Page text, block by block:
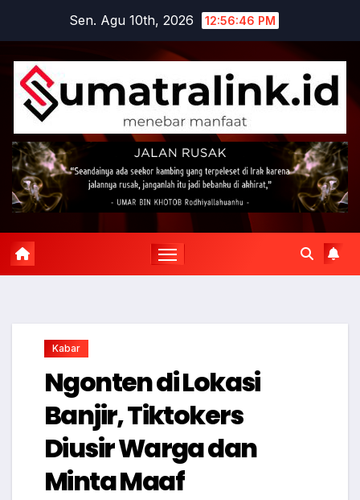
content
Sen. Agu 10th, 2026 12:56:47 PM
Kabar
Ngonten di Lokasi
Banjir, Tiktokers
Diusir Warga dan
Minta Maaf